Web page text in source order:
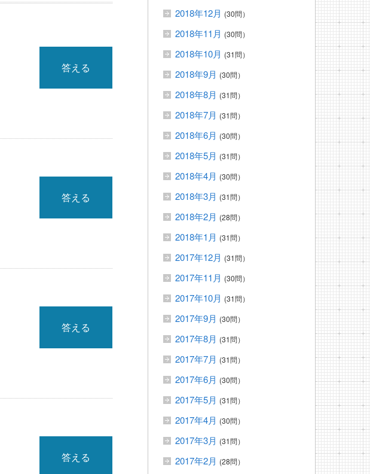
答える
答える
答える
答える
2018年12月 (30問）
2018年11月 (30問）
2018年10月 (31問）
2018年9月 (30問）
2018年8月 (31問）
2018年7月 (31問）
2018年6月 (30問）
2018年5月 (31問）
2018年4月 (30問）
2018年3月 (31問）
2018年2月 (28問）
2018年1月 (31問）
2017年12月 (31問）
2017年11月 (30問）
2017年10月 (31問）
2017年9月 (30問）
2017年8月 (31問）
2017年7月 (31問）
2017年6月 (30問）
2017年5月 (31問）
2017年4月 (30問）
2017年3月 (31問）
2017年2月 (28問）